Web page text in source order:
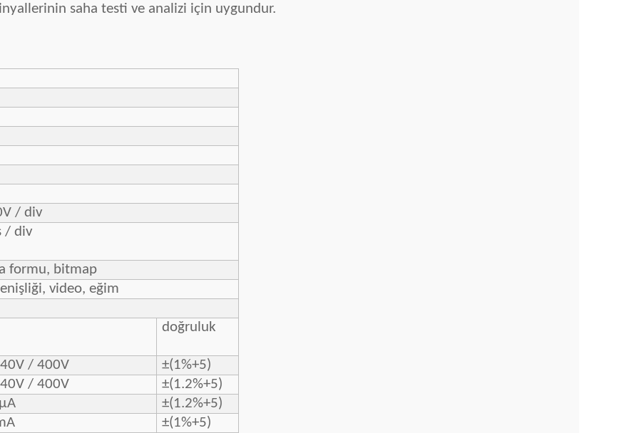
saha testi ve analizi için uygundur.
/ div
/ div
formu, bitmap
video, eğim
doğruluk
/ 400V
±(1%+5)
/ 400V
±(1.2%+5)
±(1.2%+5)
±(1%+5)